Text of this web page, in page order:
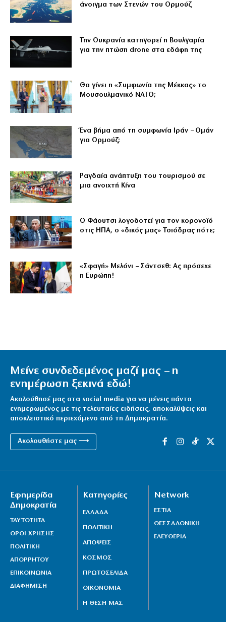
άνοιγμα των Στενών του Ορμούζ
Την Ουκρανία κατηγορεί η Βουλγαρία
για την πτώση drone στα εδάφη της
Θα γίνει η «Συμφωνία της Μέκκας» το
Μουσουλμανικό ΝΑΤΟ;
Ένα βήμα από τη συμφωνία Ιράν – Ομάν
για Ορμούζ;
Ραγδαία ανάπτυξη του τουρισμού σε
μια ανοιχτή Κίνα
Ο Φάουτσι λογοδοτεί για τον κορονοϊό
στις ΗΠΑ, ο «δικός μας» Τσιόδρας πότε;
«Σφαγή» Μελόνι – Σάντσεθ: Ας πρόσεχε
η Ευρώπη!
Μείνε συνδεδεμένος μαζί μας – η
ενημέρωση ξεκινά εδώ!
Ακολούθησέ μας στα social media για να μένεις πάντα
ενημερωμένος με τις τελευταίες ειδήσεις, αποκαλύψεις και
αποκλειστικό περιεχόμενο από τη Δημοκρατία.
Ακολουθήστε μας ⟶
Εφημερίδα
Δημοκρατία
ΤΑΥΤΟΤΗΤΑ
ΟΡΟΙ ΧΡΗΣΗΣ
ΠΟΛΙΤΙΚΗ
ΑΠΟΡΡΗΤΟΥ
ΕΠΙΚΟΙΝΩΝΙΑ
ΔΙΑΦΗΜΙΣΗ
Κατηγορίες
ΕΛΛΑΔΑ
ΠΟΛΙΤΙΚΗ
ΑΠΟΨΕΙΣ
ΚΟΣΜΟΣ
ΠΡΩΤΟΣΕΛΙΔΑ
ΟΙΚΟΝΟΜΙΑ
Η ΘΕΣΗ ΜΑΣ
Network
ΕΣΤΙΑ
ΘΕΣΣΑΛΟΝΙΚΗ
ΕΛΕΥΘΕΡΙΑ